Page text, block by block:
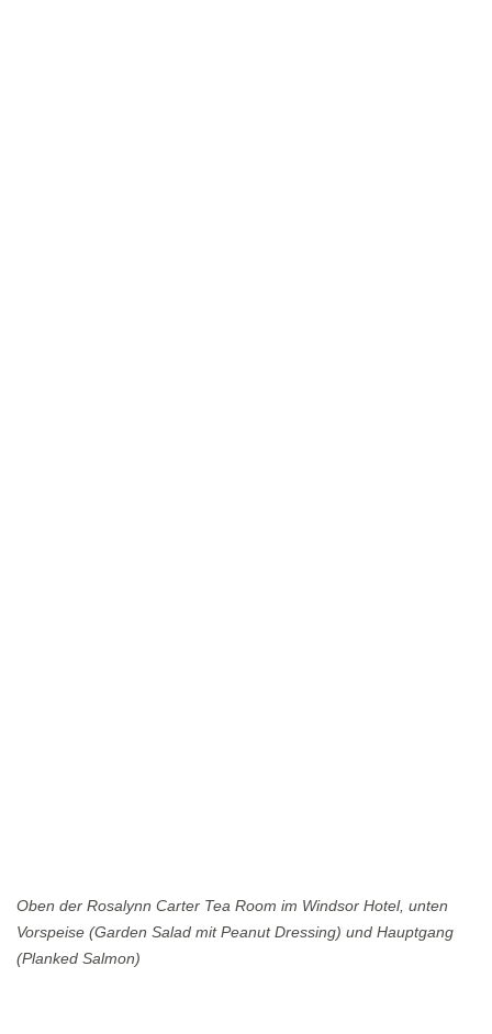
Oben der Rosalynn Carter Tea Room im Windsor Hotel, unten
Vorspeise (Garden Salad mit Peanut Dressing) und Hauptgang
(Planked Salmon)